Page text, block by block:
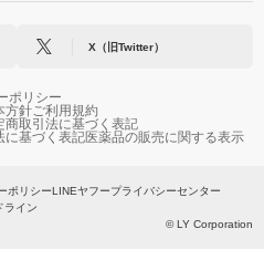
X（旧Twitter）
ポリシー
方針ご利用規約
商取引法に基づく表記
に基づく表記医薬品の販売に関する表示
ポリシーLINEヤフープライバシーセンター
ライン
© LY Corporation